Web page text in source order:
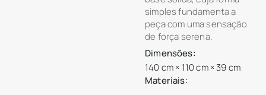
simples fundamenta a
peça com uma sensação
de força serena.
Dimensões:
140 cm × 110 cm × 39 cm
Materiais: